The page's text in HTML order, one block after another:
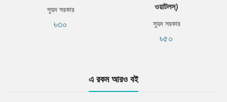
সুহৃদ সরকার
৳৩০
ওয়াটলস্‌)
সুহৃদ সরকার
৳৫০
এ রকম আরও বই